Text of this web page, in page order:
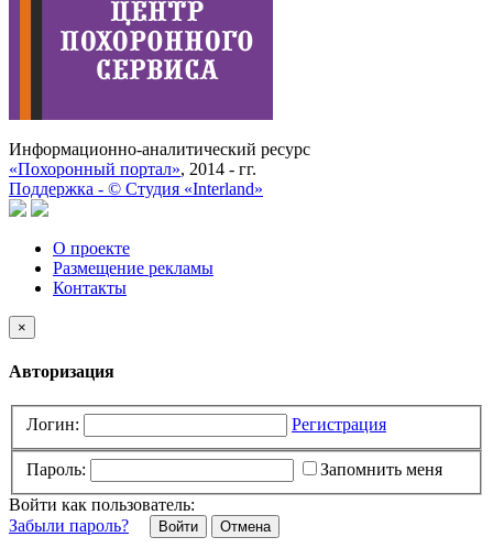
Информационно-аналитический ресурс
«Похоронный портал», 2014 - гг.
Поддержка - © Cтудия «Interland»
О проекте
Размещение рекламы
Контакты
×
Авторизация
Логин: Регистрация
Пароль:
Запомнить меня
Войти как пользователь:
Забыли пароль?
Отмена